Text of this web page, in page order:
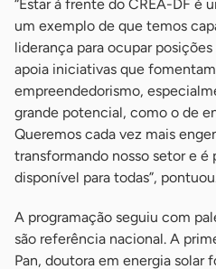
“Estar à frente do CREA-DF é
um exemplo de que temos
liderança para ocupar
apoia iniciativas que
empreendedorismo,
grande potencial, como o de
Queremos cada vez mais
transformando nosso setor e é
disponível para todas”,
A programação seguiu com
são referência nacional. A
Pan, doutora em energia